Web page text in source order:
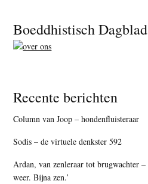
Footer
Boeddhistisch Dagblad
Recente berichten
Column van Joop – hondenfluisteraar
Sodis – de virtuele denkster 592
Ardan, van zenleraar tot brugwachter
weer. Bijna zen.’